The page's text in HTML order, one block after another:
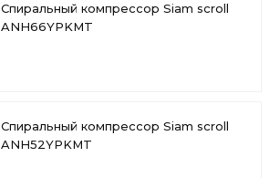
Спиральный компрессор Siam scroll
ANH66YPKMT
Спиральный компрессор Siam scroll
ANH52YPKMT